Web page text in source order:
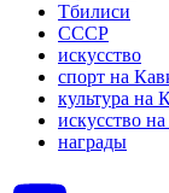
Тбилиси
СССР
искусство
спорт на
культура на
искусство
награды